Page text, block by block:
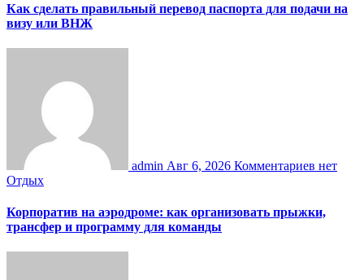
Как сделать правильный перевод паспорта для подачи на
визу или ВНЖ
admin Авг 6, 2026 Комментариев нет
Отдых
Корпоратив на аэродроме: как организовать прыжки,
трансфер и программу для команды